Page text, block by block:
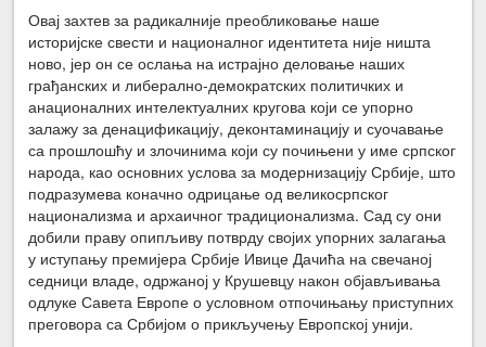
Овај захтев за радикалније преобликовање наше
историјске свести и националног идентитета није ништа
ново, јер он се ослања на истрајно деловање наших
грађанских и либерално-демократских политичких и
анационалних интелектуалних кругова који се упорно
залажу за денацификацију, деконтаминацију и суочавање
са прошлошћу и злочинима који су почињени у име српског
народа, као основних услова за модернизацију Србије, што
подразумева коначно одрицање од великосрпског
национализма и архаичног традиционализма. Сад су они
добили праву опипљиву потврду својих упорних залагања
у иступању премијера Србије Ивице Дачића на свечаној
седници владе, одржаној у Крушевцу након објављивања
одлуке Савета Европе о условном отпочињању приступних
преговора са Србијом о прикључењу Европској унији.